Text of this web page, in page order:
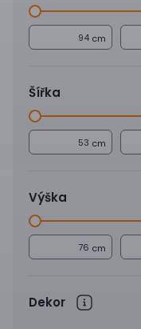
cm
Šířka
cm
Výška
cm
Dekor